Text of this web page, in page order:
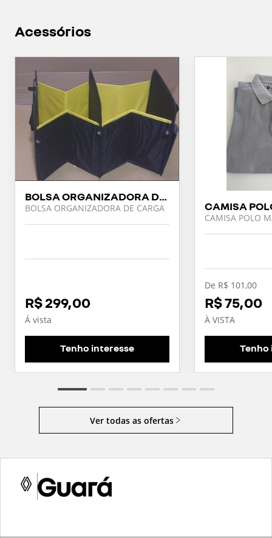
Acessórios
BOLSA ORGANIZADORA DE CARGA
BOLSA ORGANIZADORA DE CARGA
R$ 299,00
Á vista
Tenho interesse
CAMISA
CAMISA POLO
De R$ 101,00
R$ 75,00
À VISTA
Tenho
Ver todas as ofertas